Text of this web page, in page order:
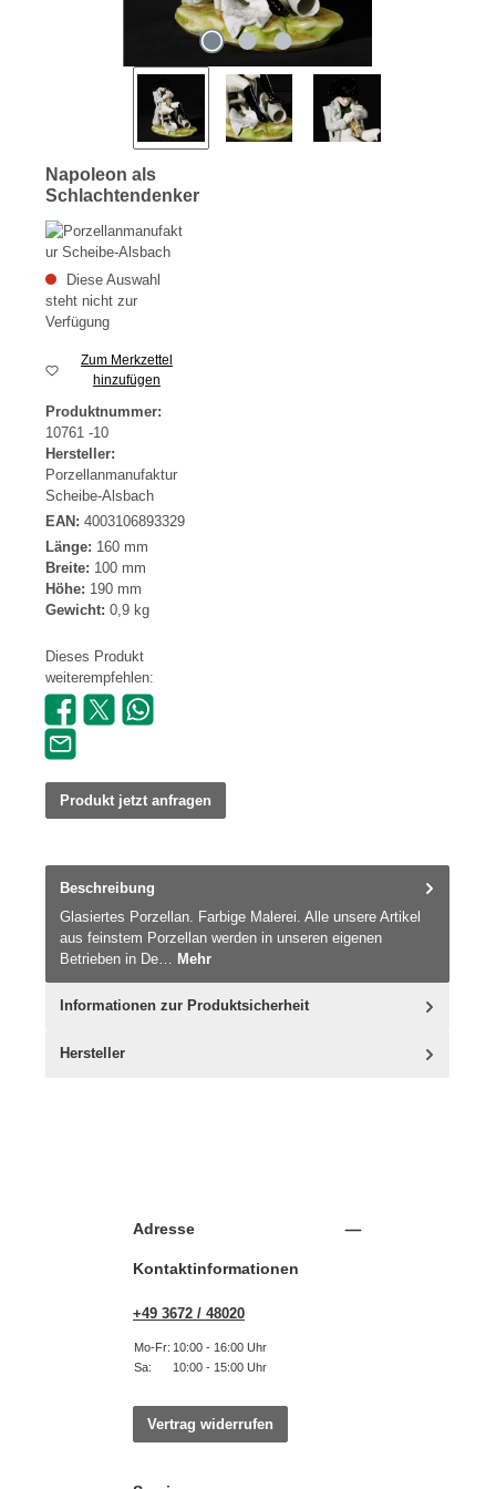
Napoleon als
Schlachtendenker
Diese Auswahl
steht nicht zur
Verfügung
Zum Merkzettel
hinzufügen
Produktnummer:
10761 -10
Hersteller:
Porzellanmanufaktur
Scheibe-Alsbach
EAN: 4003106893329
Länge: 160 mm
Breite: 100 mm
Höhe: 190 mm
Gewicht: 0,9 kg
Dieses Produkt
weiterempfehlen:
Produkt jetzt anfragen
Beschreibung
Glasiertes Porzellan. Farbige Malerei. Alle unsere Artikel
aus feinstem Porzellan werden in unseren eigenen
Betrieben in De… Mehr
Informationen zur Produktsicherheit
Hersteller
Adresse
Kontaktinformationen
+49 3672 / 48020
Mo-Fr: 10:00 - 16:00 Uhr
Sa:
10:00 - 15:00 Uhr
Vertrag widerrufen